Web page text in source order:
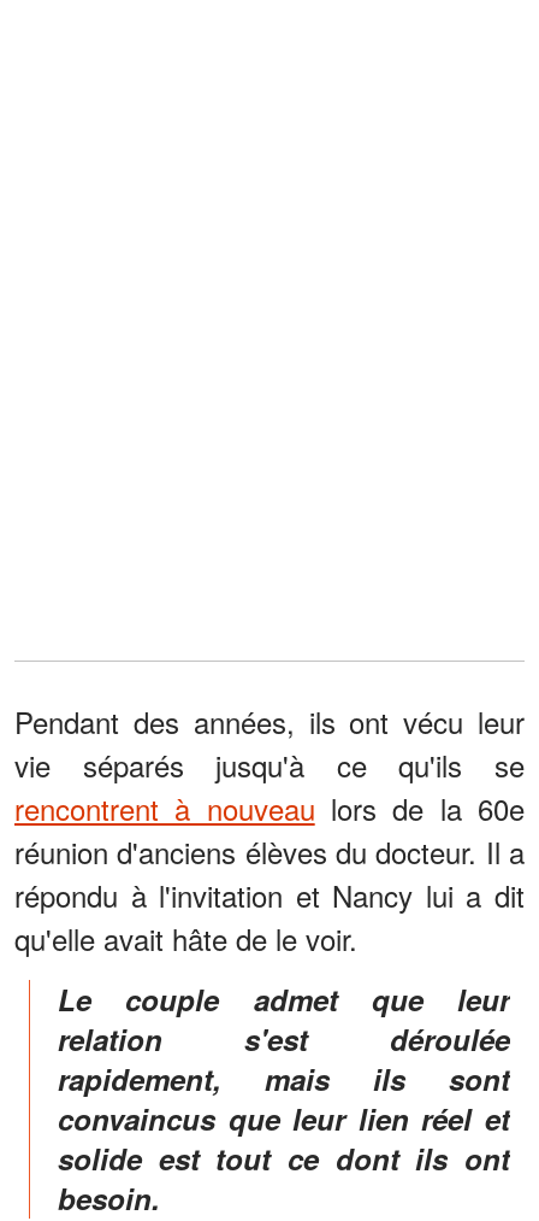
Pendant des années, ils ont vécu leur
vie séparés jusqu'à ce qu'ils se
rencontrent à nouveau lors de la 60e
réunion d'anciens élèves du docteur. Il a
répondu à l'invitation et Nancy lui a dit
qu'elle avait hâte de le voir.
Le couple admet que leur
relation s'est déroulée
rapidement, mais ils sont
convaincus que leur lien réel et
solide est tout ce dont ils ont
besoin.